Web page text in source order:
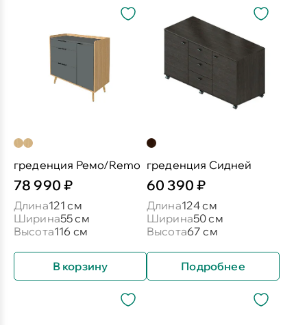
греденция Ремо/Remo
78 990 ₽
Длина121 см
Ширина55 см
Высота116 см
В корзину
греденция Сидней
60 390 ₽
Длина124 см
Ширина50 см
Высота67 см
Подробнее